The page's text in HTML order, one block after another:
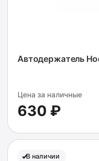
Автодержатель
Цена за наличные
630 ₽
В наличии